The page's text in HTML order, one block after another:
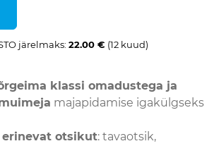
järelmaks: 22.00 € (12 kuud)
klassi omadustega ja
majapidamise igakülgseks
erinevat otsikut: tavaotsik,